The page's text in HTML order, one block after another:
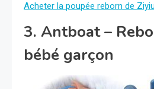
Acheter la poupée reborn de
3. Antboat –
bébé garçon